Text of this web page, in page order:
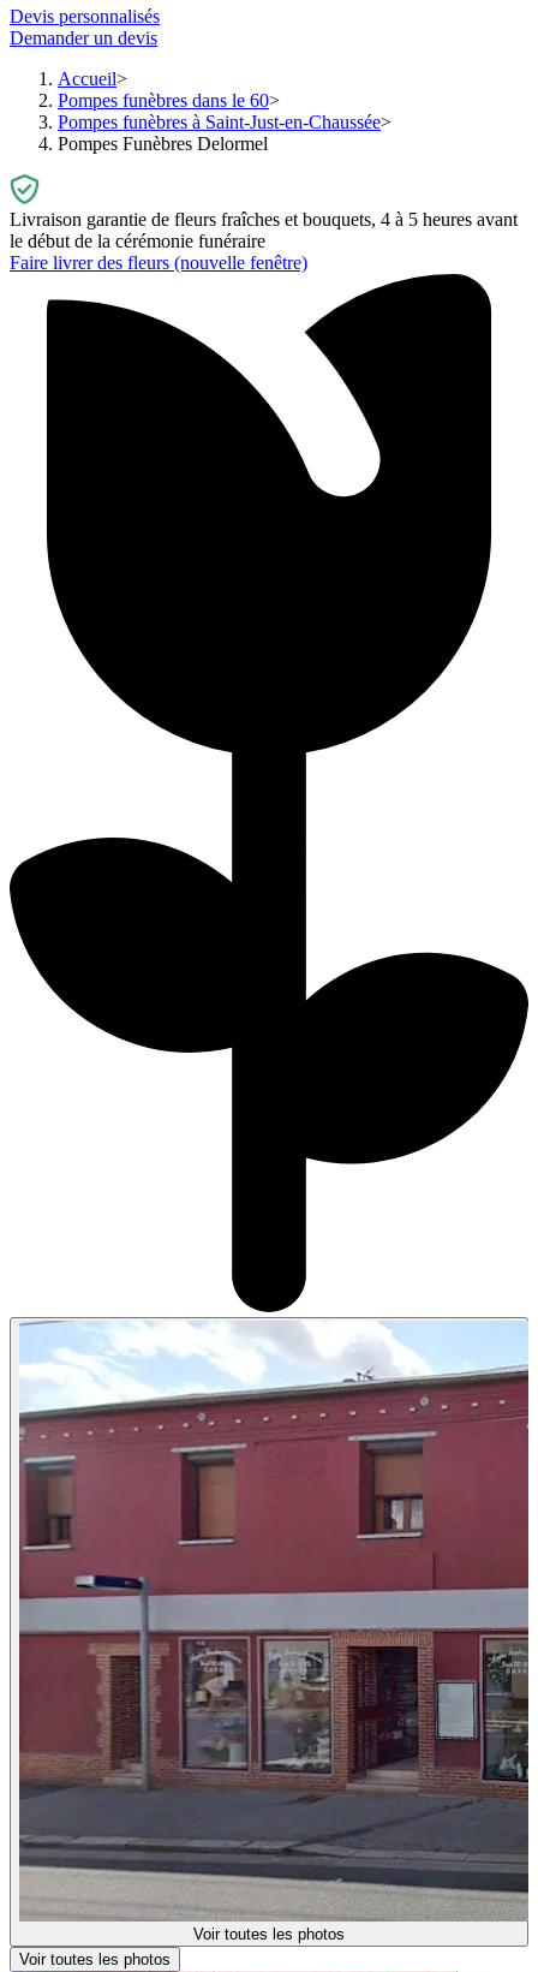
Devis personnalisés
Demander un devis
Accueil
Pompes funèbres dans le 60
Pompes funèbres à Saint-Just-en-Chaussée
Pompes Funèbres Delormel
Livraison garantie de fleurs fraîches et bouquets, 4 à 5 heures avant
le début de la cérémonie funéraire
Faire livrer des fleurs (nouvelle fenêtre)
Voir toutes les photos
Voir toutes les photos